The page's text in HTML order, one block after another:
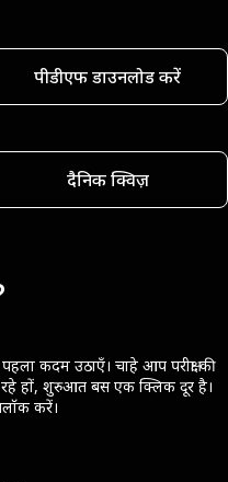
पीडीएफ डाउनलोड करें
दैनिक क्विज़
कदम उठाएँ। चाहे आप परीक्षा की
रहे हों, शुरुआत बस एक क्लिक दूर है।
करें।